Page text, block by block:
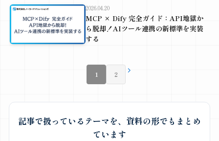
2026.04.20
MCP × Dify 完全ガイド：API地獄か
ら脱却！AIツール連携の新標準を実装
する
1 2
記事で扱っているテーマを、資料の形でもまとめ
ています